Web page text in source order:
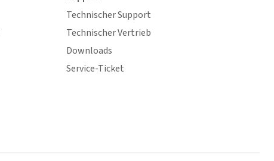
Technischer Support
Technischer Vertrieb
Downloads
Service-Ticket